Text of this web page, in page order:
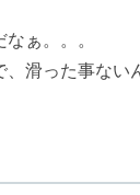
ぁ。。。
滑った事ない